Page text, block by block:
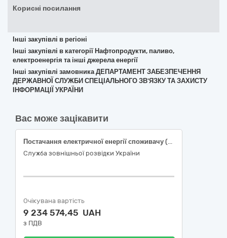
Корисні посилання
Інші закупівлі в регіоні
Інші закупівлі в категорії Нафтопродукти, паливо,
електроенергія та інші джерела енергії
Інші закупівлі замовника ДЕПАРТАМЕНТ ЗАБЕЗПЕЧЕННЯ
ДЕРЖАВНОЇ СЛУЖБИ СПЕЦІАЛЬНОГО ЗВ'ЯЗКУ ТА ЗАХИСТУ
ІНФОРМАЦІЇ УКРАЇНИ
Вас може зацікавити
Постачання електричної енергії споживачу (з розподілом і передачею)
Служба зовнішньої розвідки України
Очікувана вартість
9 234 574,45 UAH
з ПДВ